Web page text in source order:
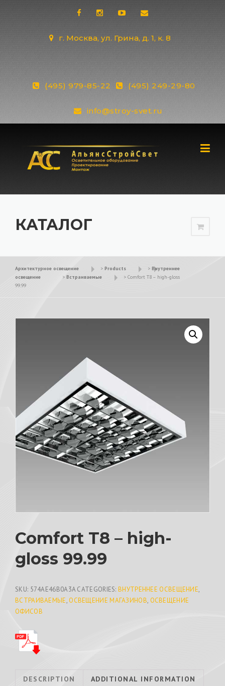
г. Москва, ул. Грина, д. 1, к. 8
(495) 979-85-22 (495) 249-29-80
info@stroy-svet.ru
КАТАЛОГ
Архитектурное освещение > Products > Внутреннее
освещение
> Встраиваемые > Comfort T8 – high-gloss
99.99
Comfort T8 – high-
gloss 99.99
SKU: 574AE46B0A3A CATEGORIES:ВНУТРЕННЕЕ ОСВЕЩЕНИЕ,
ВСТРАИВАЕМЫЕ, ОСВЕЩЕНИЕ МАГАЗИНОВ, ОСВЕЩЕНИЕ
ОФИСОВ
DESCRIPTION ADDITIONAL INFORMATION